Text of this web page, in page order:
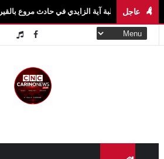
عاجل
آية الزايدي في حادث مروع بالقيروان فاجعة تهزّ
تابعنا على منصاتنا لتصلك آخر الأخبار
بأول.